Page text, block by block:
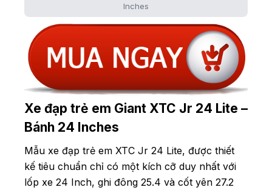
Inches
Xe đạp trẻ em Giant XTC Jr 24 Lite –
Bánh 24 Inches
Mẫu xe đạp trẻ em XTC Jr 24 Lite, được thiết
kế tiêu chuẩn chỉ có một kích cỡ duy nhất với
lốp xe 24 Inch, ghi đông 25.4 và cốt yên 27.2